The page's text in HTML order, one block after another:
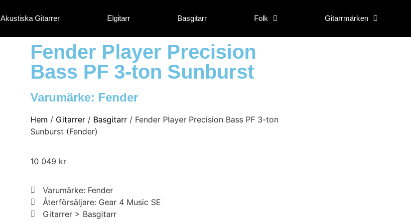
Akustiska Gitarrer Elgitarr Basgitarr Folk Gitarrmärken
Fender Player Precision
Bass PF 3-ton Sunburst
Varumärke: Fender
Hem / Gitarrer / Basgitarr / Fender Player Precision Bass PF 3-ton
Sunburst (Fender)
10 049 kr
Varumärke: Fender
Återförsäljare: Gear 4 Music SE
Gitarrer > Basgitarr